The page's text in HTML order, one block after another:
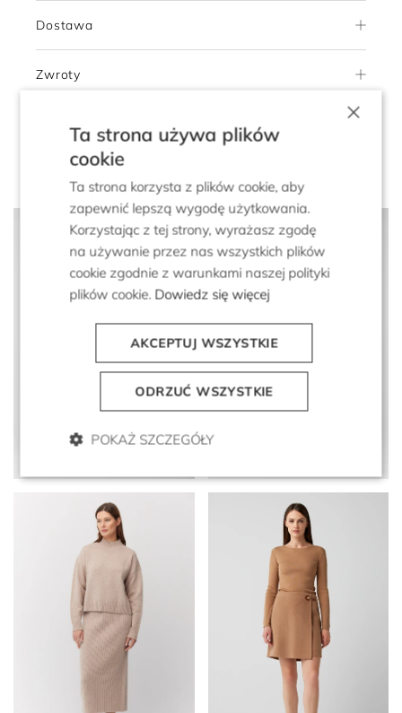
Dostawa
Zwroty
5.0
merynosowej
Wełniana spódnica mini
×
Ta strona używa plików
cookie
Ta strona korzysta z plików cookie, aby
zapewnić lepszą wygodę użytkowania.
Korzystając z tej strony, wyrażasz zgodę
na używanie przez nas wszystkich plików
cookie zgodnie z warunkami naszej polityki
plików cookie. Dowiedz się więcej
AKCEPTUJ WSZYSTKIE
ODRZUĆ WSZYSTKIE
POKAŻ SZCZEGÓŁY